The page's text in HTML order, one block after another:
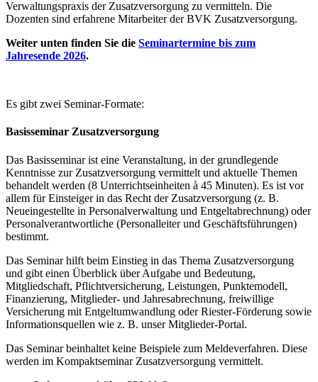
Verwaltungspraxis der Zusatzversorgung zu vermitteln. Die
Dozenten sind erfahrene Mitarbeiter der BVK Zusatzversorgung.
Weiter unten finden Sie die Seminartermine bis zum
Jahresende 2026.
Es gibt zwei Seminar-Formate:
Basisseminar Zusatzversorgung
Das Basisseminar ist eine Veranstaltung, in der grundlegende
Kenntnisse zur Zusatzversorgung vermittelt und aktuelle Themen
behandelt werden (8 Unterrichtseinheiten à 45 Minuten). Es ist vor
allem für Einsteiger in das Recht der Zusatzversorgung (z. B.
Neueingestellte in Personalverwaltung und Entgeltabrechnung) oder
Personalverantwortliche (Personalleiter und Geschäftsführungen)
bestimmt.
Das Seminar hilft beim Einstieg in das Thema Zusatzversorgung
und gibt einen Überblick über Aufgabe und Bedeutung,
Mitgliedschaft, Pflichtversicherung, Leistungen, Punktemodell,
Finanzierung, Mitglieder- und Jahresabrechnung, freiwillige
Versicherung mit Entgeltumwandlung oder Riester-Förderung sowie
Informationsquellen wie z. B. unser Mitglieder-Portal.
Das Seminar beinhaltet keine Beispiele zum Meldeverfahren. Diese
werden im Kompaktseminar Zusatzversorgung vermittelt.